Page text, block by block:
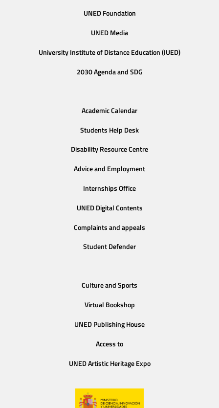
UNED Foundation
UNED Media
University Institute of Distance Education (IUED)
2030 Agenda and SDG
Academic Calendar
Students Help Desk
Disability Resource Centre
Advice and Employment
Internships Office
UNED Digital Contents
Complaints and appeals
Student Defender
Culture and Sports
Virtual Bookshop
UNED Publishing House
Access to
UNED Artistic Heritage Expo